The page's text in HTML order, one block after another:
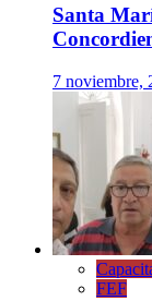
Santa
7 noviembre,
FEF